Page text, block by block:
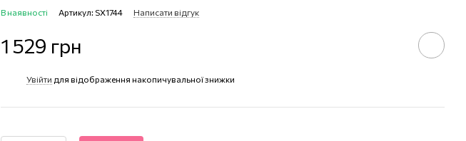
В наявності Артикул: SX1744 Написати відгук
1 529 грн
Увійти для відображення накопичувальної знижки